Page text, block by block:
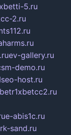
5.ru
2.ru
ev-gallery.ru
demo.ru
host.ru
e-abis1c.ru
sand.ru